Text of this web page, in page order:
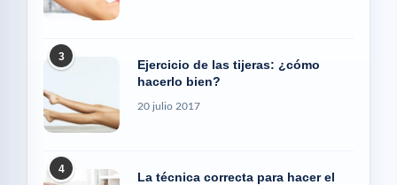
3
Ejercicio de las tijeras: ¿cómo
hacerlo bien?
20 julio 2017
4
La técnica correcta para hacer el